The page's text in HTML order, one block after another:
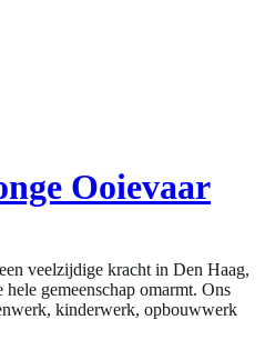
Ooievaar
veelzijdige kracht in Den Haag,
gemeenschap omarmt. Ons
kinderwerk, opbouwwerk